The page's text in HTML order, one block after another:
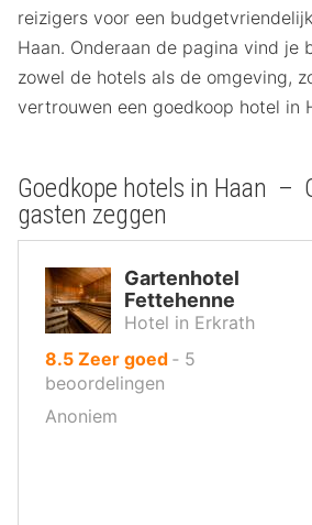
reizigers voor een
Haan. Onderaan de pagina vind je
zowel de hotels als de omgeving,
vertrouwen een goedkoop hotel in
Goedkope hotels in Haan –
gasten zeggen
Gartenhotel
Fettehenne
Hotel in Erkrath
8.5uit
10
Zeer goed ‐ 5
beoordelingen
Anoniem